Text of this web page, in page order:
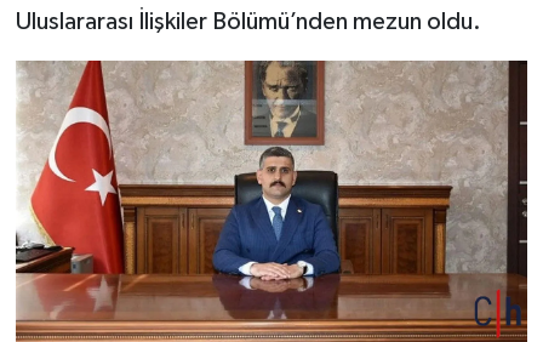
Uluslararası İlişkiler Bölümü’nden mezun oldu.
YAŞAM